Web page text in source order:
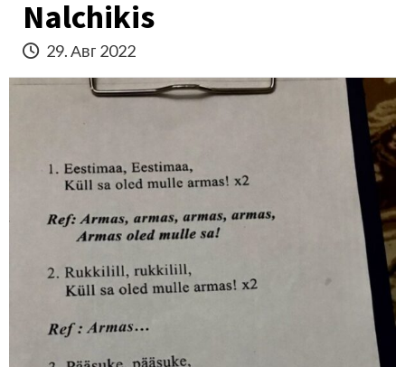
Nalchikis
29. Авг 2022